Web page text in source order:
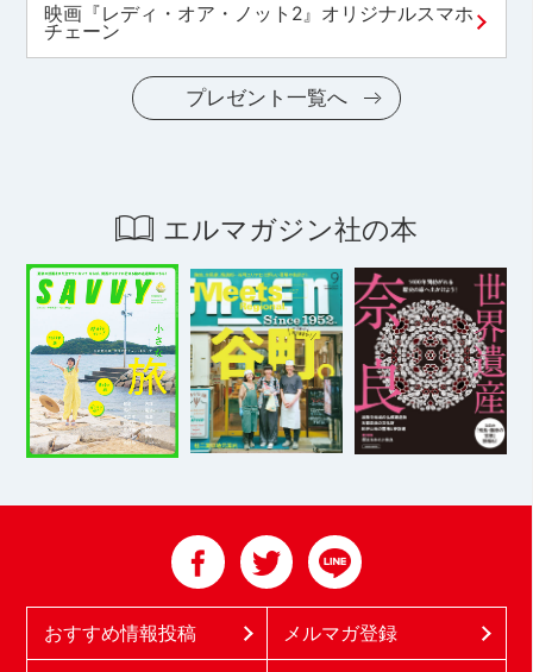
映画『レディ・オア・ノット2』オリジナルスマホ
チェーン
プレゼント一覧へ
エルマガジン社の本
おすすめ情報投稿 メルマガ登録